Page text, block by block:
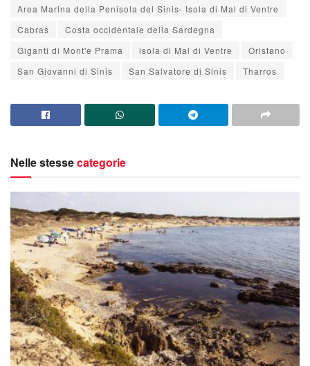
Area Marina della Penisola del Sinis- Isola di Mal di Ventre
Cabras
Costa occidentale della Sardegna
Giganti di Mont'e Prama
isola di Mal di Ventre
Oristano
San Giovanni di Sinis
San Salvatore di Sinis Tharros
Nelle stessecategorie